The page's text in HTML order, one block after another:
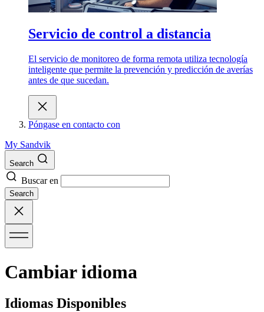
Servicio de control a distancia
El servicio de monitoreo de forma remota utiliza tecnología
inteligente que permite la prevención y predicción de averías
antes de que sucedan.
Póngase en contacto con
My Sandvik
Search
Buscar en
Search
Cambiar idioma
Idiomas Disponibles